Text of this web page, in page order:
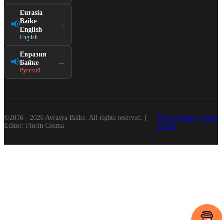
📢
Eurasia
Baike
English
English
→
📢
Евразия
Байке
Русский
→
©2016 - 2026 Avrasya Baike. All rights reserved. |
Editor: Florin Cosma
Privacy Policy Terms
of Use